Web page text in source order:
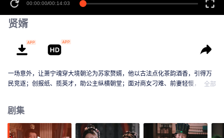
00:00:00/00:14:03
贤婿
一场意外，让萧宁魂穿大境朝沦为苏家赘婿，他以古法点化茶韵酒香，引得万
民竞逐；创报纸、揽英才，助公主纵横朝堂；面对商女刁难、前妻轻慢，他从
全部
剧集